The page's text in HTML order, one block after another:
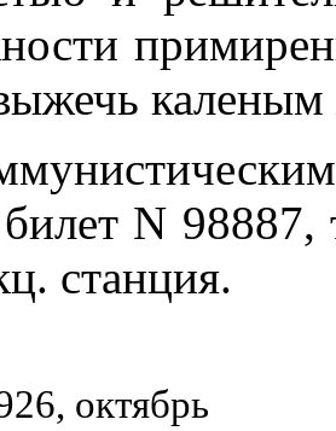
N 98887,
станция.
октябрь